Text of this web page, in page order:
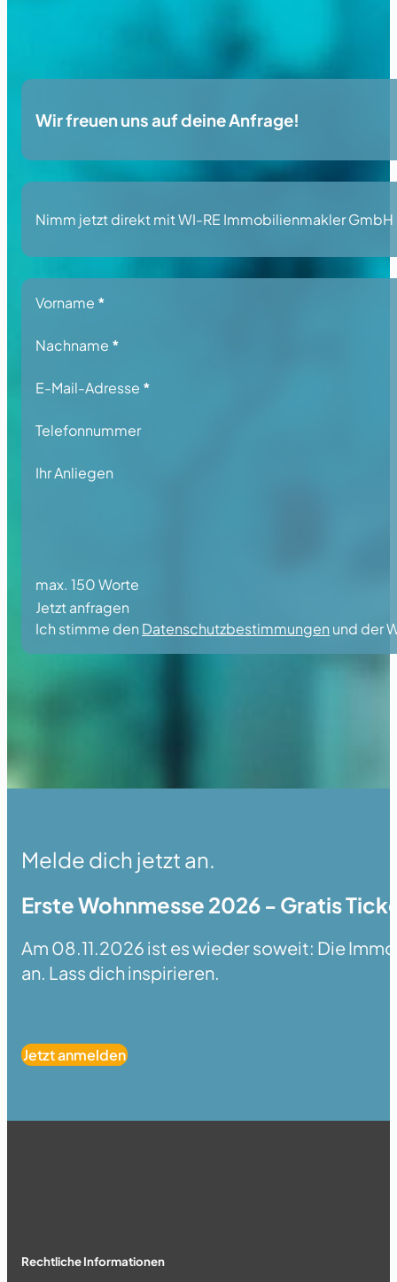
Wir freuen uns auf deine Anfrage!
Nimm jetzt direkt mit WI-RE Immobilienmakler
Section
Vorname *
Nachname *
E-Mail-Adresse *
Telefonnummer
Ihr Anliegen
max. 150 Worte
Jetzt anfragen
Ich stimme den Datenschutzbestimmungen und der
Melde dich jetzt an.
Erste Wohnmesse 2026 - Gratis
Am 08.11.2026 ist es wieder soweit: Die
an. Lass dich inspirieren.
Jetzt anmelden
Rechtliche Informationen